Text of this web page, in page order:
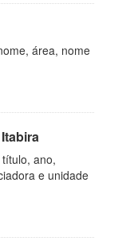
área, nome
ano,
e unidade